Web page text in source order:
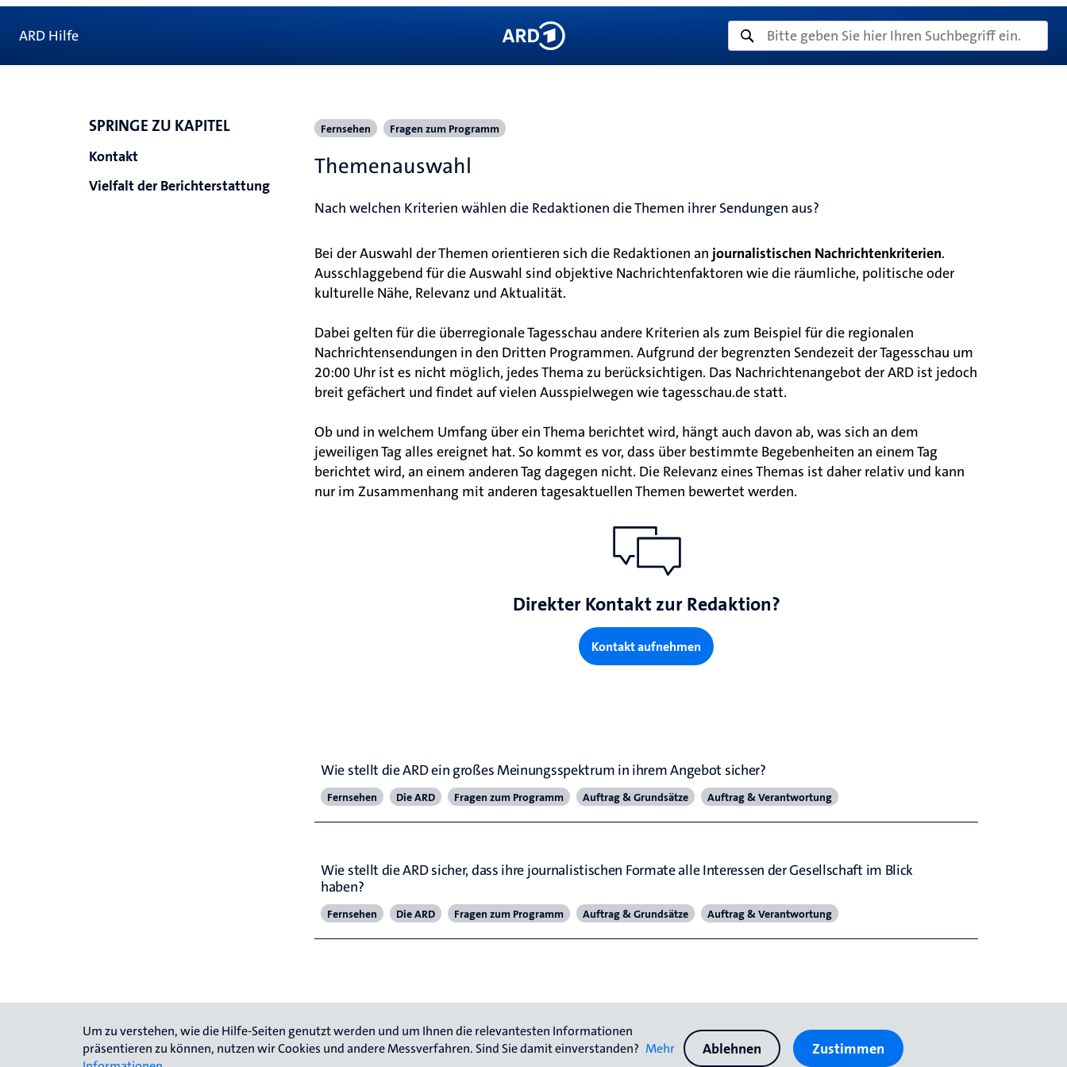
ARD Hilfe
SPRINGE ZU KAPITEL
Kontakt
Vielfalt der Berichterstattung
Fernsehen Fragen zum Programm
Themenauswahl
Nach welchen Kriterien wählen die Redaktionen die Themen ihrer Sendungen aus?
Bei der Auswahl der Themen orientieren sich die Redaktionen an journalistischen Nachrichtenkriterien.
Ausschlaggebend für die Auswahl sind objektive Nachrichtenfaktoren wie die räumliche, politische oder
kulturelle Nähe, Relevanz und Aktualität.
Dabei gelten für die überregionale Tagesschau andere Kriterien als zum Beispiel für die regionalen
Nachrichtensendungen in den Dritten Programmen. Aufgrund der begrenzten Sendezeit der Tagesschau um
20:00 Uhr ist es nicht möglich, jedes Thema zu berücksichtigen. Das Nachrichtenangebot der ARD ist jedoch
breit gefächert und findet auf vielen Ausspielwegen wie tagesschau.de statt.
Ob und in welchem Umfang über ein Thema berichtet wird, hängt auch davon ab, was sich an dem
jeweiligen Tag alles ereignet hat. So kommt es vor, dass über bestimmte Begebenheiten an einem Tag
berichtet wird, an einem anderen Tag dagegen nicht. Die Relevanz eines Themas ist daher relativ und kann
nur im Zusammenhang mit anderen tagesaktuellen Themen bewertet werden.
Direkter Kontakt zur Redaktion?
Kontakt aufnehmen
Wie stellt die ARD ein großes Meinungsspektrum in ihrem Angebot sicher?
Fernsehen Die ARD Fragen zum Programm Auftrag & Grundsätze Auftrag & Verantwortung
Wie stellt die ARD sicher, dass ihre journalistischen Formate alle Interessen der Gesellschaft im Blick
haben?
Fernsehen Die ARD Fragen zum Programm Auftrag & Grundsätze Auftrag & Verantwortung
Um zu verstehen, wie die Hilfe-Seiten genutzt werden und um Ihnen die relevantesten Informationen
präsentieren zu können, nutzen wir Cookies und andere Messverfahren. Sind Sie damit einverstanden? Mehr
Ablehnen Zustimmen
Impressum Kontakt Datenschutz